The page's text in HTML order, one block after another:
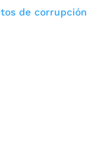
de corrupción